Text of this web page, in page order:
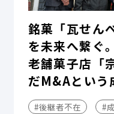
銘菓「瓦せん
を未来へ繋ぐ。
老舗菓子店「
だM&Aという
#後継者不在 #